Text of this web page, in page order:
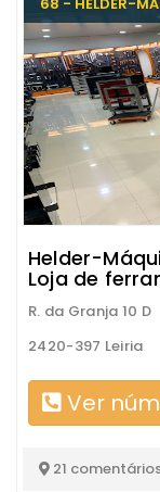
68 - HELDER-
Helder-
Loja de
R. da Granja 10 D
2420-397 Leiria
Ver
21